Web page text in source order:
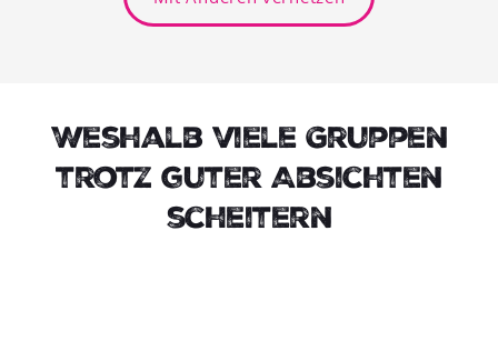
Weshalb viele Gruppen
trotz guter Absichten
scheitern